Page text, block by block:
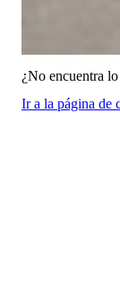
¿No encuentra
Ir a la página de